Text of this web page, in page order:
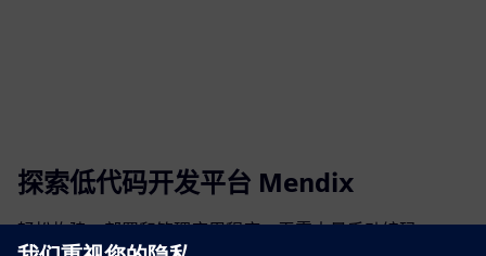
探索低代码开发平台 Mendix
轻松构建、部署和管理应用程序，无需大量手动编码。